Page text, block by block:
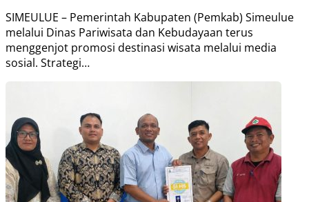
SIMEULUE – Pemerintah Kabupaten (Pemkab) Simeulue
melalui Dinas Pariwisata dan Kebudayaan terus
menggenjot promosi destinasi wisata melalui media
sosial. Strategi…